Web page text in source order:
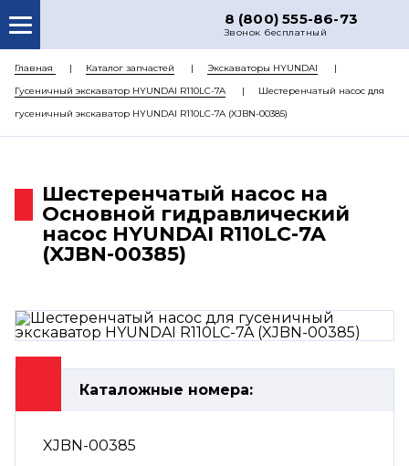
8 (800) 555-86-73
Звонок бесплатный
О НАС
КАТАЛОГ ЗАПЧАСТЕЙ
РЕМОНТ
ЦЕНЫ
КОНТАКТЫ
Главная Каталог запчастей
Экскаваторы HYUNDAI
Гусеничный экскаватор HYUNDAI R110LC-7A
Шестеренчатый насос для
гусеничный экскаватор HYUNDAI R110LC-7A (XJBN-00385)
Шестеренчатый насос на
Основной гидравлический
насос HYUNDAI R110LC-7A
(XJBN-00385)
Каталожные номера:
XJBN-00385